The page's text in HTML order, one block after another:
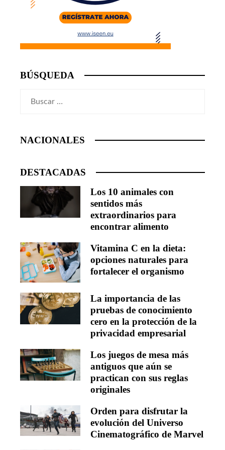
BÚSQUEDA
NACIONALES
DESTACADAS
Los 10 animales con
sentidos más
extraordinarios para
encontrar alimento
Vitamina C en la dieta:
opciones naturales para
fortalecer el organismo
La importancia de las
pruebas de conocimiento
cero en la protección de la
privacidad empresarial
Los juegos de mesa más
antiguos que aún se
practican con sus reglas
originales
Orden para disfrutar la
evolución del Universo
Cinematográfico de Marvel